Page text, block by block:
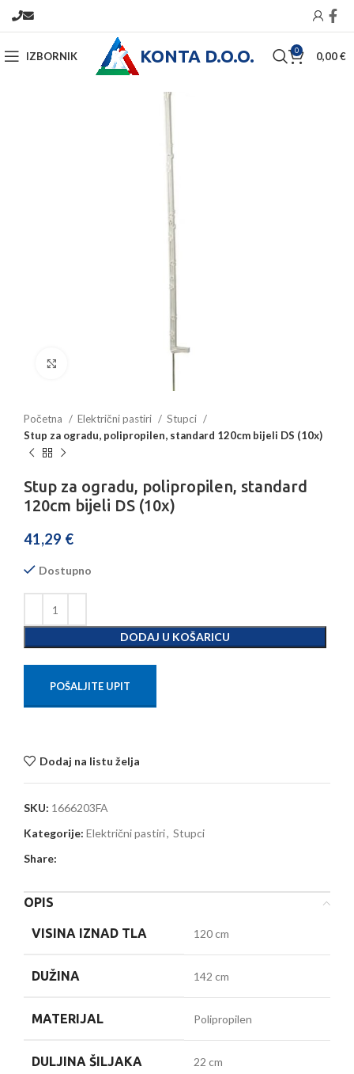
IZBORNIK KONTA D.O.O. 0 0,00€
Početna Električni pastiri
Stupci
Stup za ogradu, polipropilen, standard 120cm bijeli DS (10x)
Stup za ogradu, polipropilen, standard
120cm bijeli DS (10x)
41,29 €
Dostupno
DODAJ U KOŠARICU
POŠALJITE UPIT
Dodaj na listu želja
SKU: 1666203FA
Kategorije: Električni pastiri, Stupci
Share:
OPIS
VISINA IZNAD TLA 120 cm
DUŽINA 142 cm
MATERIJAL Polipropilen
DULJINA ŠILJAKA 22 cm